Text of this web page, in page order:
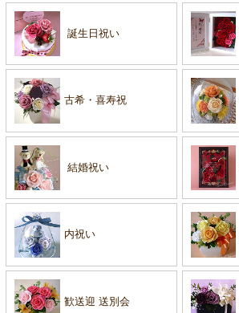
誕生日祝い
古希・喜寿祝
結婚祝い
内祝い
歓送迎 送別会